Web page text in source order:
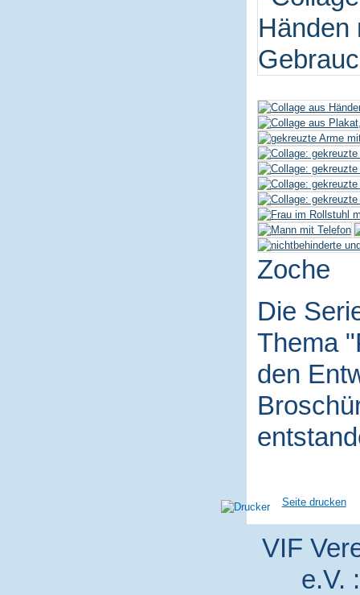
Zoche
Die
Thema
den
Seite drucken
VIF
e.V.